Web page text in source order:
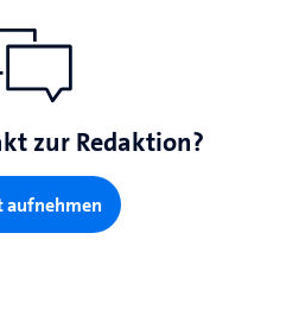
zur Redaktion?
aufnehmen